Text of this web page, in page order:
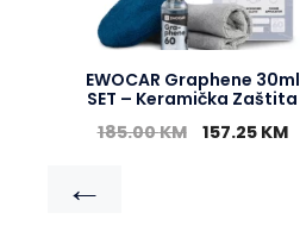
EWOCAR Graphene 30ml
SET – Keramička Zaštita
185.00KM 157.25 KM
←